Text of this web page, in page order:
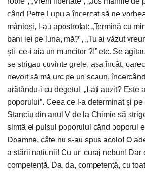
când Petre Lupu a încercat să ne
mânioși, l-au apostrofat: „Termină cu
bani iei pe luna, mă?”, „Tu ai văzut
știi ce-i aia un muncitor ?!” etc. Se
se strigau cuvinte grele, așa încât,
nevoit să mă urc pe un scaun,
arătându-i cu degetul: „I-ați auzit? Este
poporului”. Ceea ce l-a determinat și
Stanciu din anul V de la Chimie să
simtă ei pulsul poporului când poporul
Doamne, câte nu s-au spus acolo! O
a stării națiunii! Cu un curaj nebun! Dar
competență. Da, da, competență, cu